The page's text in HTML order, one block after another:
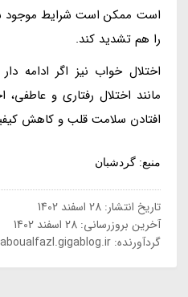
است ممکن است شرایط موجود
را هم تشدید کند.
اختلال خواب نیز اگر ادامه
مانند اختلال رفتاری و
افتادن سلامت قلب و کاهش
منبع: گردشبان
تاریخ انتشار:28 اسفند 1402
آخرین بروزرسانی:28 اسفند 1402
گردآورنده:aboualfazl.gigablog.ir